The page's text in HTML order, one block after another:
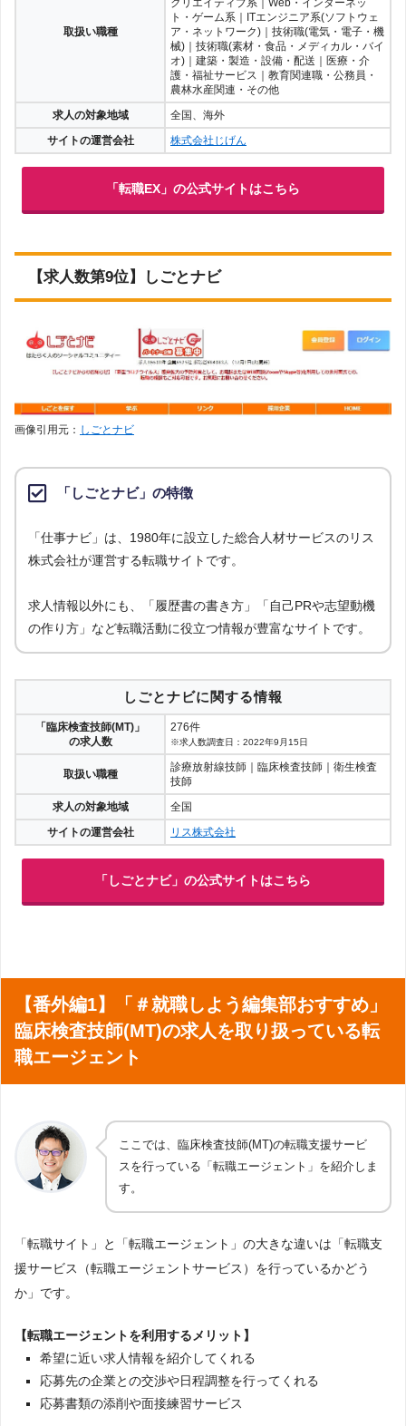
取扱い職種
ト・ゲーム系｜ITエンジニア系(ソフトウェ
ア・ネットワーク)｜技術職(電気・電子・機
械)｜技術職(素材・食品・メディカル・バイ
オ)｜建築・製造・設備・配送｜医療・介
護・福祉サービス｜教育関連職・公務員・
農林水産関連・その他
求人の対象地域
全国、海外
サイトの運営会社
株式会社じげん
「転職EX」の公式サイトはこちら
【求人数第9位】しごとナビ
画像引用元： しごとナビ
「しごとナビ」の特徴
「仕事ナビ」は、1980年に設立した総合人材サービスのリス
株式会社が運営する転職サイトです。
求人情報以外にも、「履歴書の書き方」「自己PRや志望動機
の作り方」など転職活動に役立つ情報が豊富なサイトです。
しごとナビに関する情報
「臨床検査技師(MT)」
の求人数
276件
※求人数調査日：2022年9月15日
取扱い職種
診療放射線技師｜臨床検査技師｜衛生検査
技師
求人の対象地域
全国
サイトの運営会社
リス株式会社
「しごとナビ」の公式サイトはこちら
【番外編1】「＃就職しよう編集部おすすめ」
臨床検査技師(MT)の求人を取り扱っている転
職エージェント
ここでは、臨床検査技師(MT)の転職支援サービ
スを行っている「転職エージェント」を紹介しま
す。
「転職サイト」と「転職エージェント」の大きな違いは「転職支
援サービス（転職エージェントサービス）を行っているかどう
か」です。
【転職エージェントを利用するメリット】
希望に近い求人情報を紹介してくれる
応募先の企業との交渉や日程調整を行ってくれる
応募書類の添削や面接練習サービス